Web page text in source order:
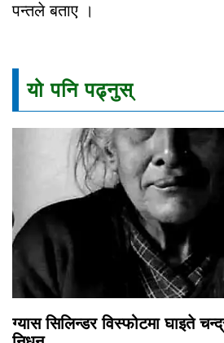
पन्तले बताए ।
यो पनि पढ्नुस्
ग्यास सिलिन्डर विस्फोटमा घाइते